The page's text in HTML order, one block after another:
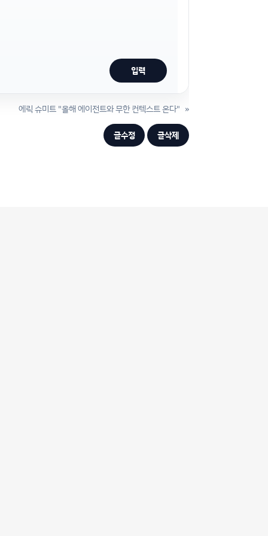
에릭 슈미트 "올해 에이전트와 무한 컨텍스트 온다" »
글수정 글삭제